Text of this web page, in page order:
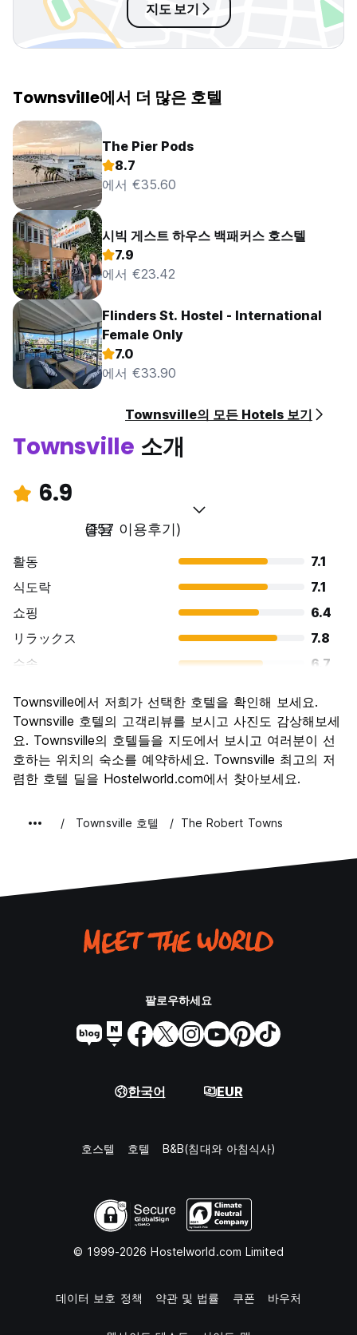
지도 보기
Townsville에서 더 많은 호텔
The Pier Pods
8.7
에서 €35.60
시빅 게스트 하우스 백패커스 호스텔
7.9
에서 €23.42
Flinders St. Hostel - International
Female Only
7.0
에서 €33.90
Townsville의 모든 Hotels 보기
Townsville 소개
6.9
좋음
(157 이용후기)
활동
7.1
식도락
7.1
쇼핑
6.4
リラックス
7.8
수송
6.7
문화
6.4
나이트 라이프
6.6
가격 대비 만족도
7.1
Townsville에서 저희가 선택한 호텔을 확인해 보세요.
Townsville 호텔의 고객리뷰를 보시고 사진도 감상해보세
요. Townsville의 호텔들을 지도에서 보시고 여러분이 선
호하는 위치의 숙소를 예약하세요. Townsville 최고의 저
렴한 호텔 딜을 Hostelworld.com에서 찾아보세요.
Townsville 호텔 The Robert Towns
팔로우하세요
한국어 EUR
호스텔 호텔 B&B(침대와 아침식사)
© 1999-2026 Hostelworld.com Limited
데이터 보호 정책 약관 및 법률 쿠폰 바우처